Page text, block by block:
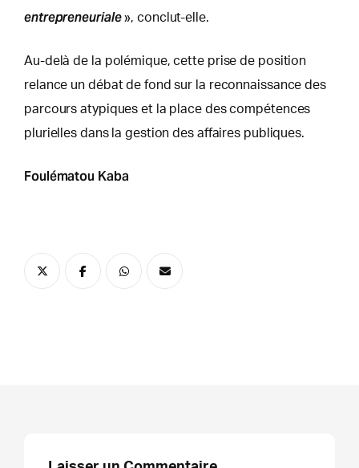
entrepreneuriale», conclut-elle.
Au-delà de la polémique, cette prise de position
relance un débat de fond sur la reconnaissance des
parcours atypiques et la place des compétences
plurielles dans la gestion des affaires publiques.
Foulématou Kaba